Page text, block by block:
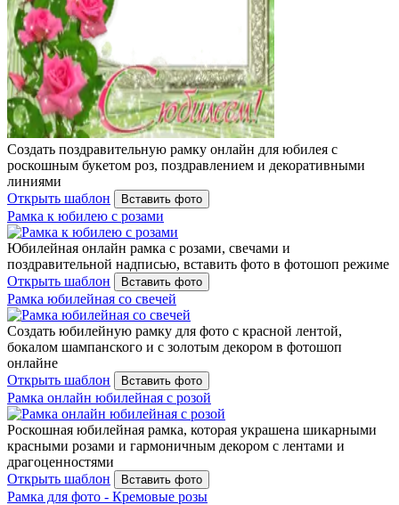
Создать поздравительную рамку онлайн для юбилея с
роскошным букетом роз, поздравлением и декоративными
линиями
Открыть шаблон
Вставить фото
Рамка к юбилею с розами
Юбилейная онлайн рамка с розами, свечами и
поздравительной надписью, вставить фото в фотошоп режиме
Открыть шаблон
Вставить фото
Рамка юбилейная со свечей
Создать юбилейную рамку для фото с красной лентой,
бокалом шампанского и с золотым декором в фотошоп
онлайне
Открыть шаблон
Вставить фото
Рамка онлайн юбилейная с розой
Роскошная юбилейная рамка, которая украшена шикарными
красными розами и гармоничным декором с лентами и
драгоценностями
Открыть шаблон
Вставить фото
Рамка для фото - Кремовые розы